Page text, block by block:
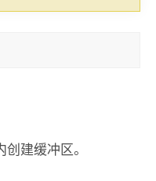
建缓冲区。